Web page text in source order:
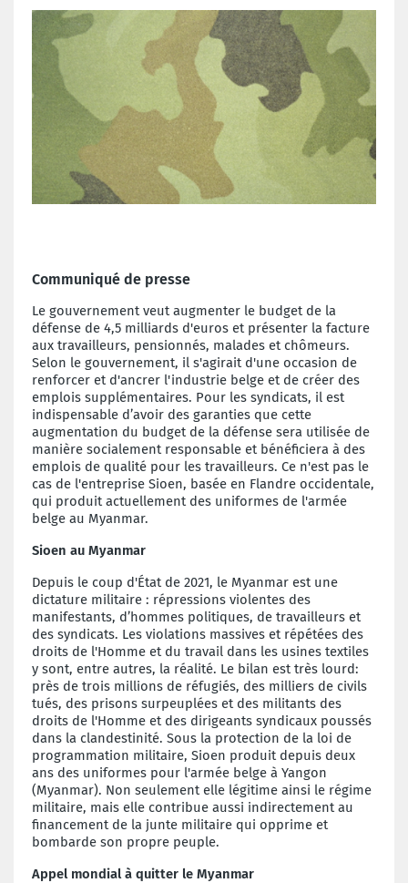
Communiqué de presse
Le gouvernement veut augmenter le budget de la
défense de 4,5 milliards d'euros et présenter la facture
aux travailleurs, pensionnés, malades et chômeurs.
Selon le gouvernement, il s'agirait d'une occasion de
renforcer et d'ancrer l'industrie belge et de créer des
emplois supplémentaires. Pour les syndicats, il est
indispensable d’avoir des garanties que cette
augmentation du budget de la défense sera utilisée de
manière socialement responsable et bénéficiera à des
emplois de qualité pour les travailleurs. Ce n'est pas le
cas de l'entreprise Sioen, basée en Flandre occidentale,
qui produit actuellement des uniformes de l'armée
belge au Myanmar.
Sioen au Myanmar
Depuis le coup d'État de 2021, le Myanmar est une
dictature militaire : répressions violentes des
manifestants, d’hommes politiques, de travailleurs et
des syndicats. Les violations massives et répétées des
droits de l'Homme et du travail dans les usines textiles
y sont, entre autres, la réalité. Le bilan est très lourd:
près de trois millions de réfugiés, des milliers de civils
tués, des prisons surpeuplées et des militants des
droits de l'Homme et des dirigeants syndicaux poussés
dans la clandestinité. Sous la protection de la loi de
programmation militaire, Sioen produit depuis deux
ans des uniformes pour l'armée belge à Yangon
(Myanmar). Non seulement elle légitime ainsi le régime
militaire, mais elle contribue aussi indirectement au
financement de la junte militaire qui opprime et
bombarde son propre peuple.
Appel mondial à quitter le Myanmar